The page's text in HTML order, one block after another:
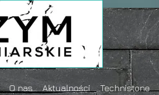
O nas Aktualności Technistone